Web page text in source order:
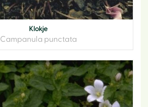
Klokje
Campanula punctata